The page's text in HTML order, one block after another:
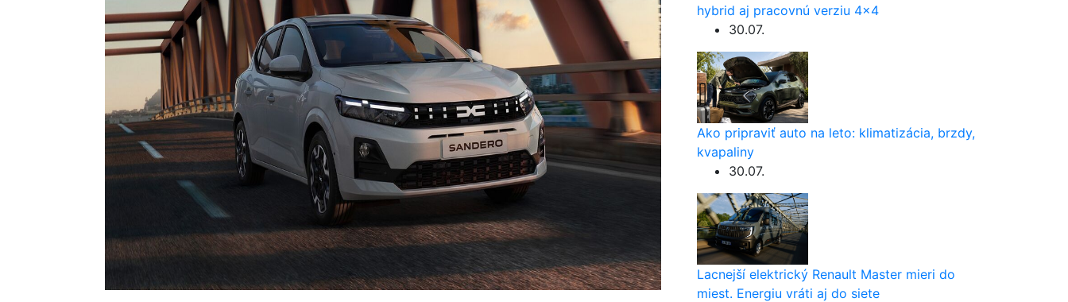
hybrid aj pracovnú verziu 4×4
30.07.
Ako pripraviť auto na leto: klimatizácia, brzdy,
kvapaliny
30.07.
Lacnejší elektrický Renault Master mieri do
miest. Energiu vráti aj do siete